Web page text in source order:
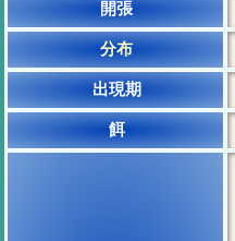
開張
分布
出現期
餌